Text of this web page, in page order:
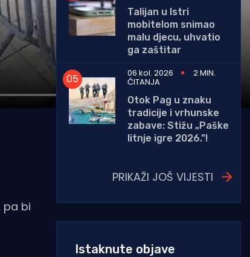
pa bi
Talijan u Istri
mobitelom snimao
malu djecu, uhvatio
ga zaštitar
06 kol. 2026
2 MIN.
ČITANJA
Otok Pag u znaku
tradicije i vrhunske
zabave: Stižu „Paške
litnje igre 2026.”!
PRIKAŽI JOŠ VIJESTI
Istaknute objave